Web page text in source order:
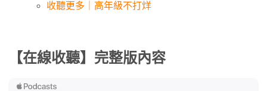
收聽更多｜高年級不打烊
【在線收聽】完整版內容